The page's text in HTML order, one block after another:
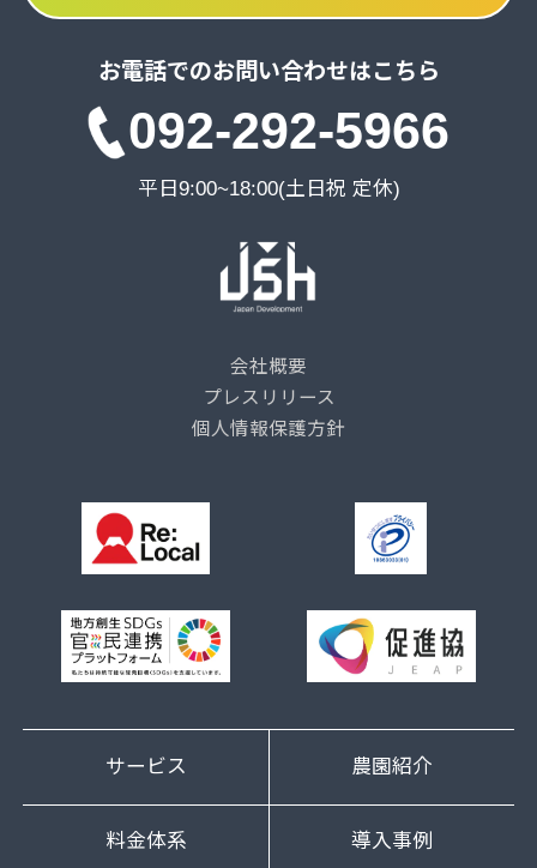
お電話でのお問い合わせはこちら
092-292-5966
平日9:00~18:00(土日祝 定休)
会社概要
プレスリリース
個人情報保護方針
サービス 農園紹介
料金体系 導入事例